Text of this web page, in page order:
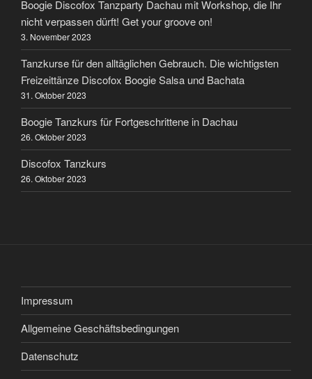
Boogie Discofox Tanzparty Dachau mit Workshop, die Ihr
nicht verpassen dürft! Get your groove on!
3. November 2023
Tanzkurse für den alltäglichen Gebrauch. Die wichtigsten
Freizeittänze Discofox Boogie Salsa und Bachata
31. Oktober 2023
Boogie Tanzkurs für Fortgeschrittene in Dachau
26. Oktober 2023
Discofox Tanzkurs
26. Oktober 2023
Impressum
Allgemeine Geschäftsbedingungen
Datenschutz